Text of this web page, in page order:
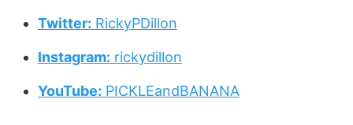
Twitter: RickyPDillon
Instagram: rickydillon
YouTube: PICKLEandBANANA